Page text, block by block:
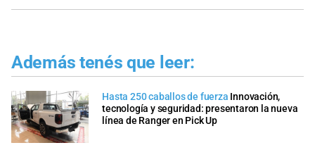
Además tenés que leer:
Hasta 250 caballos de fuerza Innovación,
tecnología y seguridad: presentaron la nueva
línea de Ranger en Pick Up